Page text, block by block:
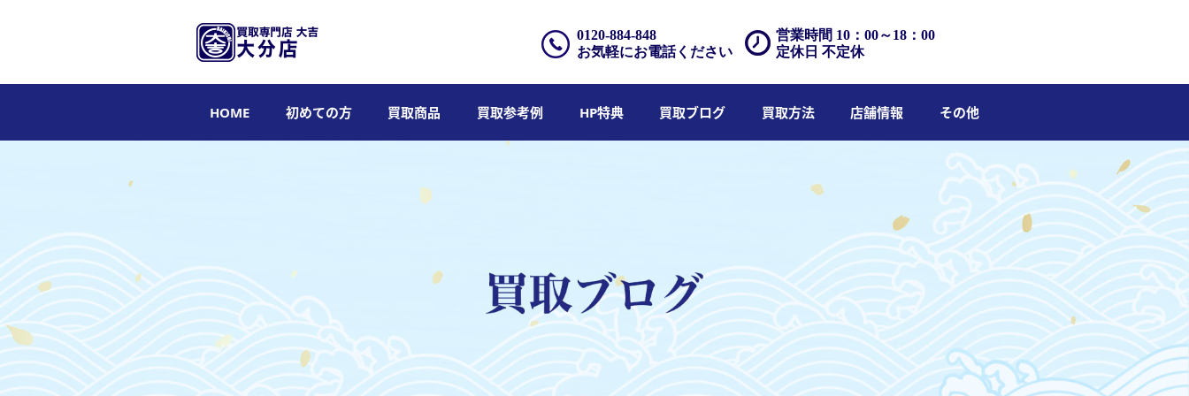
営業時間 10：00～18：00
定休日 不定休
0120-884-848
お気軽にお電話ください
HOME 初めての方 買取商品 買取参考例 HP特典 買取ブログ 買取方法 店舗情報 その他